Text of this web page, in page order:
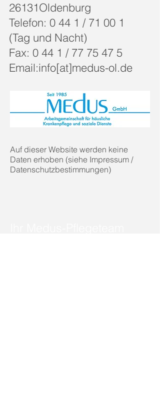
26131Oldenburg
Telefon: 0 44 1 / 71 00 1
(Tag und Nacht)
Fax: 0 44 1 / 77 75 47 5
Email:info[at]medus-ol.de
Auf dieser Website werden keine
Daten erhoben (siehe Impressum /
Datenschutzbestimmungen)